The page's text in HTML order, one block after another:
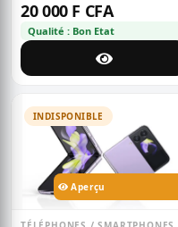
20 000 F CFA
Qualité : Bon Etat
INDISPONIBLE
Aperçu